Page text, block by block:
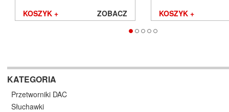
KOSZYK + ZOBACZ KOSZYK +
KATEGORIA
Przetworniki DAC
Słuchawki